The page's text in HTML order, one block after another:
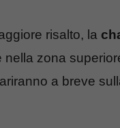
risalto, la
nella zona
a breve